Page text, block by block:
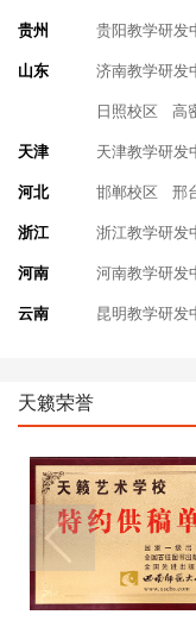
贵州 贵阳教学研发
山东 济南教学研发
日照校区 高
天津 天津教学研发
河北 邯郸校区 邢
浙江 浙江教学研发
河南 河南教学研发
云南 昆明教学研发
天籁荣誉